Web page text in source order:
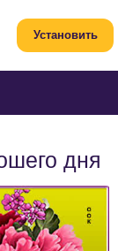
дня
Установить